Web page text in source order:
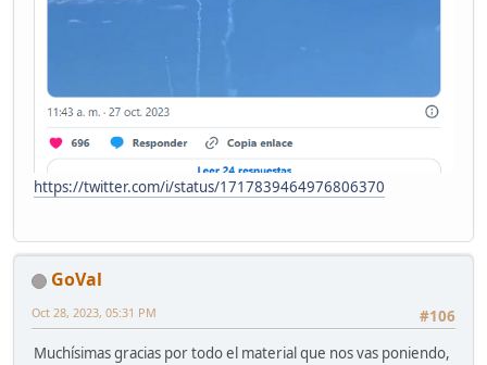
https://twitter.com/i/status/1717839464976806370
GoVal
#106
Oct 28, 2023, 05:31 PM
Muchísimas gracias por todo el material que nos vas poniendo,